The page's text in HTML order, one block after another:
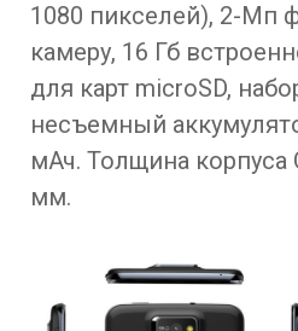
1080 пикселей), 2-Мп
камеру, 16 Гб
для карт microSD,
несъемный
мАч. Толщина корпуса
мм.